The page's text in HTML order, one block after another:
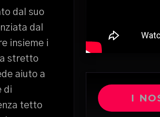
dal suo
dal
insieme i
stretto
aiuto a
di
tetto
I